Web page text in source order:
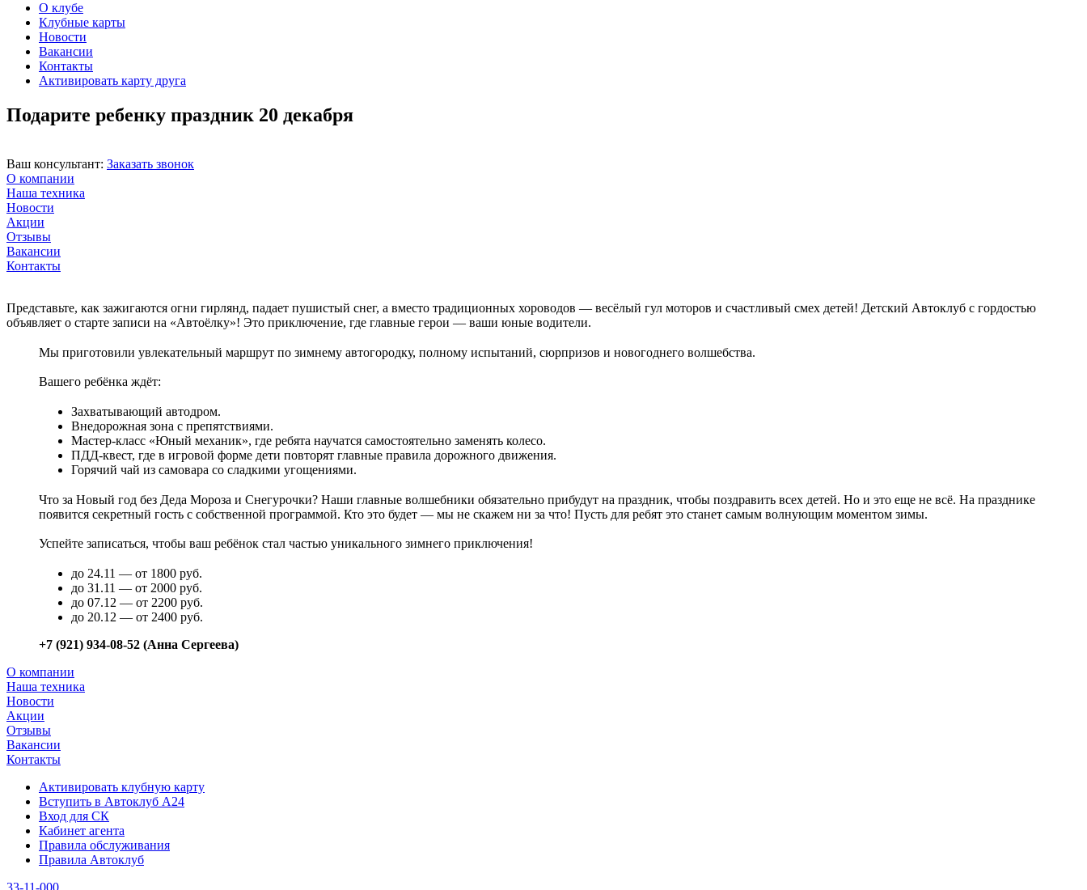
О клубе
Клубные карты
Новости
Вакансии
Контакты
Активировать карту друга
Подарите ребенку праздник 20 декабря
Ваш консультант: Заказать звонок
О компании
Наша техника
Новости
Акции
Отзывы
Вакансии
Контакты
Представьте, как зажигаются огни гирлянд, падает пушистый снег, а вместо традиционных хороводов — весёлый гул моторов и счастливый смех детей! Детский Автоклуб с гордостью
объявляет о старте записи на «Автоёлку»! Это приключение, где главные герои — ваши юные водители.
Мы приготовили увлекательный маршрут по зимнему автогородку, полному испытаний, сюрпризов и новогоднего волшебства.
Вашего ребёнка ждёт:
Захватывающий автодром.
Внедорожная зона с препятствиями.
Мастер-класс «Юный механик», где ребята научатся самостоятельно заменять колесо.
ПДД-квест, где в игровой форме дети повторят главные правила дорожного движения.
Горячий чай из самовара со сладкими угощениями.
Что за Новый год без Деда Мороза и Снегурочки? Наши главные волшебники обязательно прибудут на праздник, чтобы поздравить всех детей. Но и это еще не всё. На празднике
появится секретный гость с собственной программой. Кто это будет — мы не скажем ни за что! Пусть для ребят это станет самым волнующим моментом зимы.
Успейте записаться, чтобы ваш ребёнок стал частью уникального зимнего приключения!
до 24.11 — от 1800 руб.
до 31.11 — от 2000 руб.
до 07.12 — от 2200 руб.
до 20.12 — от 2400 руб.
+7 (921) 934-08-52 (Анна Сергеева)
О компании
Наша техника
Новости
Акции
Отзывы
Вакансии
Контакты
Активировать клубную карту
Вступить в Автоклуб А24
Вход для СК
Кабинет агента
Правила обслуживания
Правила Автоклуб